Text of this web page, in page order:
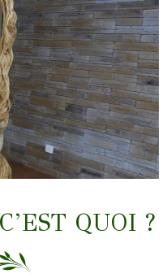
QUOI ?